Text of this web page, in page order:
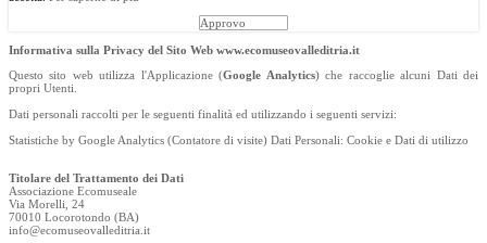
Approvo
Informativa sulla Privacy del Sito Web www.ecomuseovalleditria.it
Questo sito web utilizza l'Applicazione (Google Analytics) che raccoglie alcuni Dati dei
propri Utenti.
Dati personali raccolti per le seguenti finalità ed utilizzando i seguenti servizi:
Statistiche by Google Analytics (Contatore di visite) Dati Personali: Cookie e Dati di utilizzo
Titolare del Trattamento dei Dati
Associazione Ecomuseale
Via Morelli, 24
70010 Locorotondo (BA)
info@ecomuseovalleditria.it